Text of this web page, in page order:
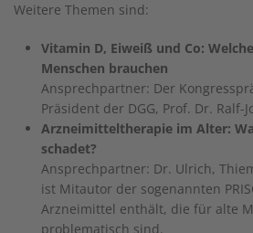
Weitere Themen sind:
Vitamin D, Eiweiß und Co:
Menschen brauchen
Ansprechpartner: Der
Präsident der DGG, Prof. Dr. Ralf-
Arzneimitteltherapie im Alter:
schadet?
Ansprechpartner: Dr. Ulrich,
ist Mitautor der sogenannten
Arzneimittel enthält, die für alte
problematisch sind.